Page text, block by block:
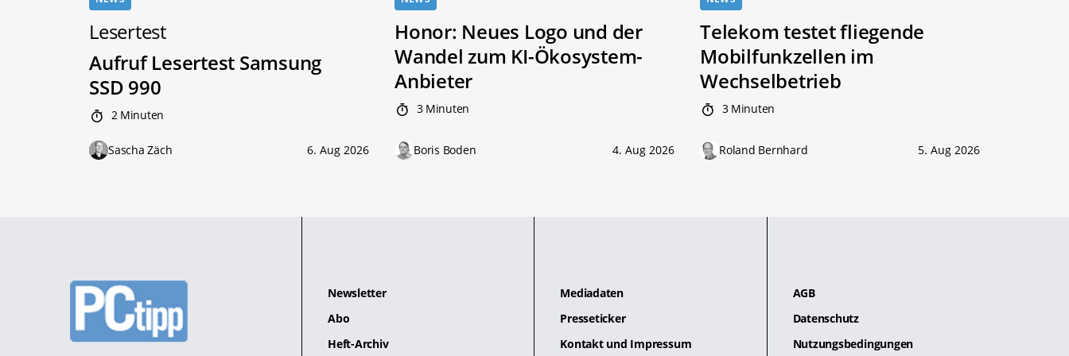
Lesertest
Aufruf Lesertest Samsung
SSD 990
2 Minuten
Sascha Zäch 6. Aug 2026
Honor: Neues Logo und der
Wandel zum KI-Ökosystem-
Anbieter
3 Minuten
Boris Boden 4. Aug 2026
Telekom testet fliegende
Mobilfunkzellen im
Wechselbetrieb
3 Minuten
Roland Bernhard 5. Aug 2026
Newsletter
Abo
Heft-Archiv
Mediadaten
Presseticker
Kontakt und Impressum
AGB
Datenschutz
Nutzungsbedingungen